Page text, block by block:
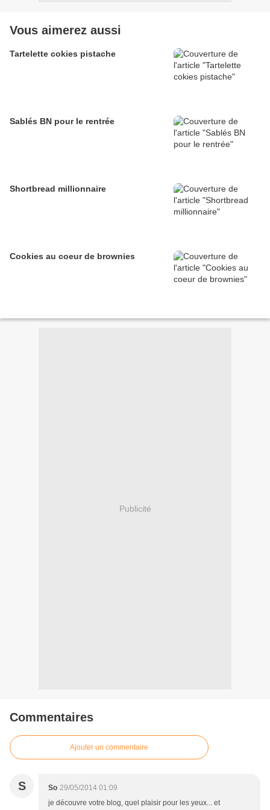
Vous aimerez aussi
Tartelette cokies pistache
Sablés BN pour le rentrée
Shortbread millionnaire
Cookies au coeur de brownies
Publicité
Commentaires
Ajouter un commentaire
S So 29/05/2014 01:09
je découvre votre blog, quel plaisir pour les yeux... et